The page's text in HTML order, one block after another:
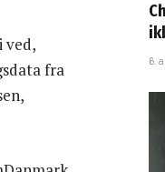
ved,
fra
6.